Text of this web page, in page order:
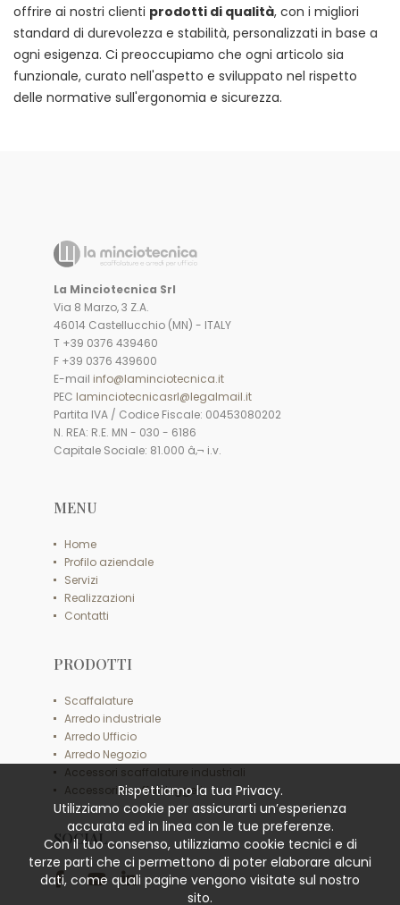
offrire ai nostri clienti prodotti di qualità, con i migliori
standard di durevolezza e stabilità, personalizzati in base a
ogni esigenza. Ci preoccupiamo che ogni articolo sia
funzionale, curato nell'aspetto e sviluppato nel rispetto
delle normative sull'ergonomia e sicurezza.
La Minciotecnica Srl
Via 8 Marzo, 3 Z.A.
46014 Castellucchio (MN) - ITALY
T +39 0376 439460
F +39 0376 439600
E-mail info@laminciotecnica.it
PEC laminciotecnicasrl@legalmail.it
Partita IVA / Codice Fiscale: 00453080202
N. REA: R.E. MN - 030 - 6186
Capitale Sociale: 81.000 â‚¬ i.v.
MENU
Home
Profilo aziendale
Servizi
Realizzazioni
Contatti
PRODOTTI
Scaffalature
Arredo industriale
Arredo Ufficio
Arredo Negozio
Accessori scaffalature industriali
Accessori scaffali leggeri
SOCIAL
Rispettiamo la tua Privacy.
Utilizziamo cookie per assicurarti un’esperienza
accurata ed in linea con le tue preferenze.
Con il tuo consenso, utilizziamo cookie tecnici e di
terze parti che ci permettono di poter elaborare alcuni
dati, come quali pagine vengono visitate sul nostro
sito.